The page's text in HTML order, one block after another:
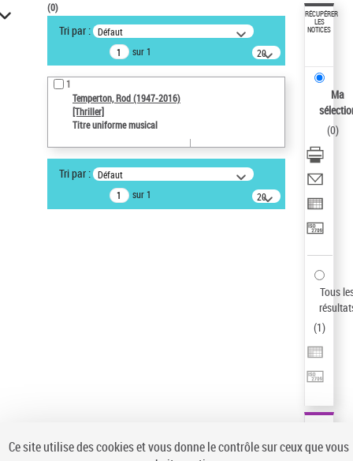
VOTRE RECHERCHE
Recherche avancée dans les
notices d’autorité
Œuvres liées à l'auteur :
Temperton, Rod (1947-2016)
Sauvegarder votre recherche
AFFINER
Type de notice d'autorité
(0)
Tri par : Défaut
sur 1
20
résultats/page
1
Temperton, Rod (1947-2016)
[Thriller]
Titre uniforme musical
Tri par : Défaut
sur 1
20
résultats/page
RÉCUPÉRER
LES
NOTICES
Ma
(0)
Tous
(1)
Ce site utilise des cookies et vous donne le contrôle sur ceux que vous